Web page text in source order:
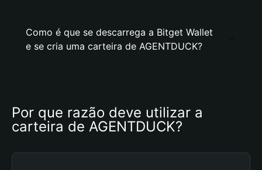
Como é que se descarrega a Bitget Wallet
e se cria uma carteira de AGENTDUCK?
Por que razão deve utilizar a
carteira de AGENTDUCK?